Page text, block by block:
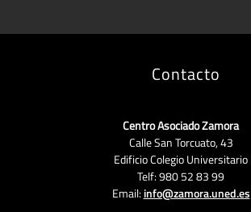
Contacto
Centro Asociado Zamora
Calle San Torcuato, 43
Edificio Colegio Universitario
Telf: 980 52 83 99
Email:info@zamora.uned.es